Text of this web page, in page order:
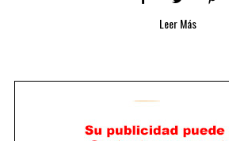
Leer Más